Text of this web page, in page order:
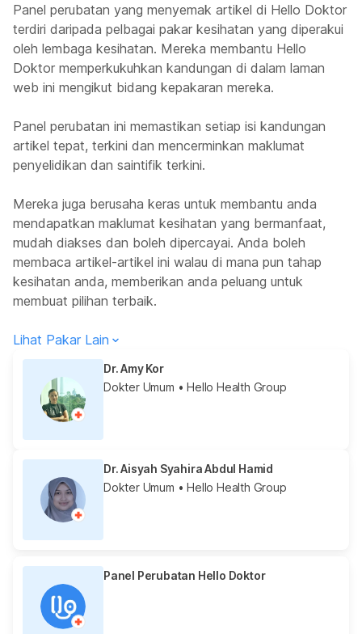
Panel perubatan yang menyemak artikel di Hello Doktor
terdiri daripada pelbagai pakar kesihatan yang diperakui
oleh lembaga kesihatan. Mereka membantu Hello
Doktor memperkukuhkan kandungan di dalam laman
web ini mengikut bidang kepakaran mereka.
Panel perubatan ini memastikan setiap isi kandungan
artikel tepat, terkini dan mencerminkan maklumat
penyelidikan dan saintifik terkini.
Mereka juga berusaha keras untuk membantu anda
mendapatkan maklumat kesihatan yang bermanfaat,
mudah diakses dan boleh dipercayai. Anda boleh
membaca artikel-artikel ini walau di mana pun tahap
kesihatan anda, memberikan anda peluang untuk
membuat pilihan terbaik.
Lihat Pakar Lain
Dr. Amy Kor
Dokter Umum • Hello Health Group
Dr. Aisyah Syahira Abdul Hamid
Dokter Umum • Hello Health Group
Panel Perubatan Hello Doktor